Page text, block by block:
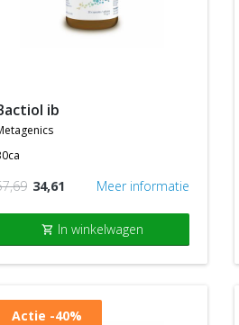
bactiol ib
34,61 Meer informatie
shopping_cart In winkelwagen
Actie -40%